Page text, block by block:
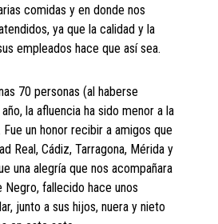
comidas y en donde nos
ya que la calidad y la
empleados hace que así sea.
70 personas (al haberse
la afluencia ha sido menor a la
un honor recibir a amigos que
Real, Cádiz, Tarragona, Mérida y
una alegría que nos acompañara
Negro, fallecido hace unos
junto a sus hijos, nuera y nieto